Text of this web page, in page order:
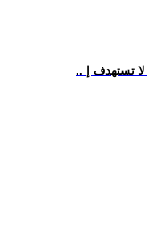
تستهدف إ